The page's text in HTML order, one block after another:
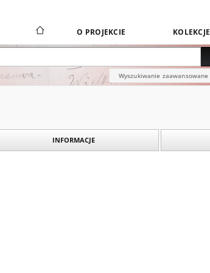
O PROJEKCIE KOLEKCJE
Wyszukiwanie zaawansowane
INFORMACJE